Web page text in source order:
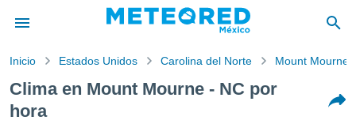
ha sido
para
Inicio Estados Unidos Carolina del Norte Mount Mourne
Clima en Mount Mourne - NC por
hora